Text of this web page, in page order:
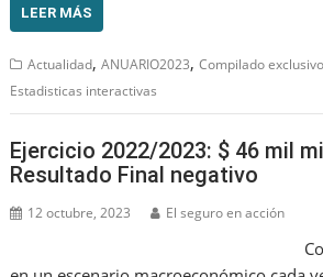
LEER MÁS
Actualidad,ANUARIO2023,Compilado exclusivo
Estadisticas interactivas
Ejercicio 2022/2023: $ 46 mil
Resultado Final negativo
12 octubre, 2023 El seguro en acción